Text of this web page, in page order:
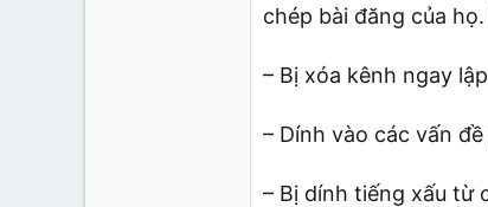
chép bài đăng của
– Bị xóa kênh ngay
– Dính vào các vấn
– Bị dính tiếng xấu từ